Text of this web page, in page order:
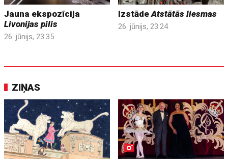
Jauna ekspozīcija
Livonijas pilis
26. jūnijs, 23:35
IzstādeAtstātās liesmas
26. jūnijs, 23:24
ZIŅAS